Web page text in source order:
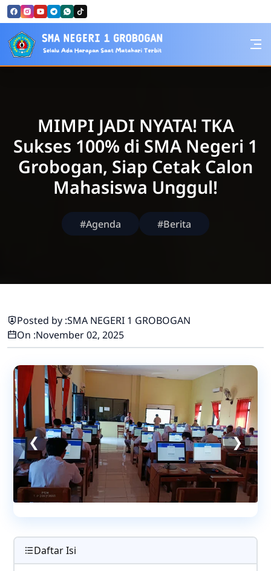
Skip to Content
SMA Negeri 1 Grobogan
MIMPI JADI NYATA! TKA
Sukses 100% di SMA Negeri 1
Grobogan, Siap Cetak Calon
Mahasiswa Unggul!
#Agenda #Berita
Posted by :SMA NEGERI 1 GROBOGAN
On :November 02, 2025
❮ ❯
Daftar Isi